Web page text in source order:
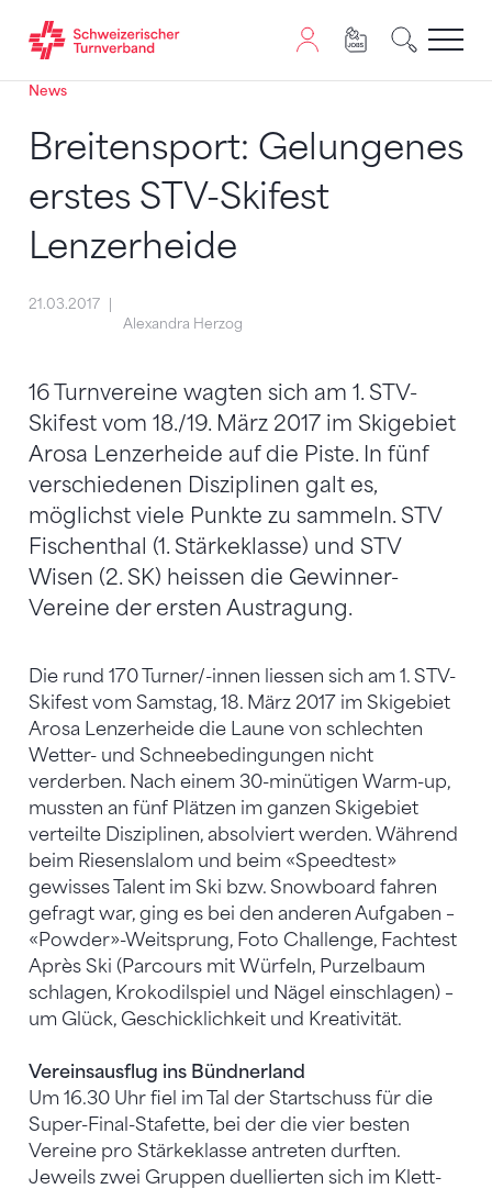
Zum Inhalt springen
Zur Sitemap navigieren
Zum Navigieren dieser Seite wird JavaScript benötigt.
News
Breitensport: Gelungenes
erstes STV-Skifest
Lenzerheide
21.03.2017
Alexandra Herzog
16 Turnvereine wagten sich am 1. STV-
Skifest vom 18./19. März 2017 im Skigebiet
Arosa Lenzerheide auf die Piste. In fünf
verschiedenen Disziplinen galt es,
möglichst viele Punkte zu sammeln. STV
Fischenthal (1. Stärkeklasse) und STV
Wisen (2. SK) heissen die Gewinner-
Vereine der ersten Austragung.
Die rund 170 Turner/-innen liessen sich am 1. STV-
Skifest vom Samstag, 18. März 2017 im Skigebiet
Arosa Lenzerheide die Laune von schlechten
Wetter- und Schneebedingungen nicht
verderben. Nach einem 30-minütigen Warm-up,
mussten an fünf Plätzen im ganzen Skigebiet
verteilte Disziplinen, absolviert werden. Während
beim Riesenslalom und beim «Speedtest»
gewisses Talent im Ski bzw. Snowboard fahren
gefragt war, ging es bei den anderen Aufgaben –
«Powder»-Weitsprung, Foto Challenge, Fachtest
Après Ski (Parcours mit Würfeln, Purzelbaum
schlagen, Krokodilspiel und Nägel einschlagen) –
um Glück, Geschicklichkeit und Kreativität.
Vereinsausflug ins Bündnerland
Um 16.30 Uhr fiel im Tal der Startschuss für die
Super-Final-Stafette, bei der die vier besten
Vereine pro Stärkeklasse antreten durften.
Jeweils zwei Gruppen duellierten sich im Klett-